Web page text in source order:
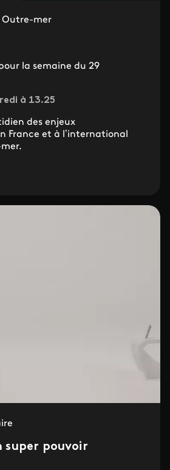
Outre-mer
la semaine du 29
à 13.25
des enjeux
France et à l’international
super pouvoir